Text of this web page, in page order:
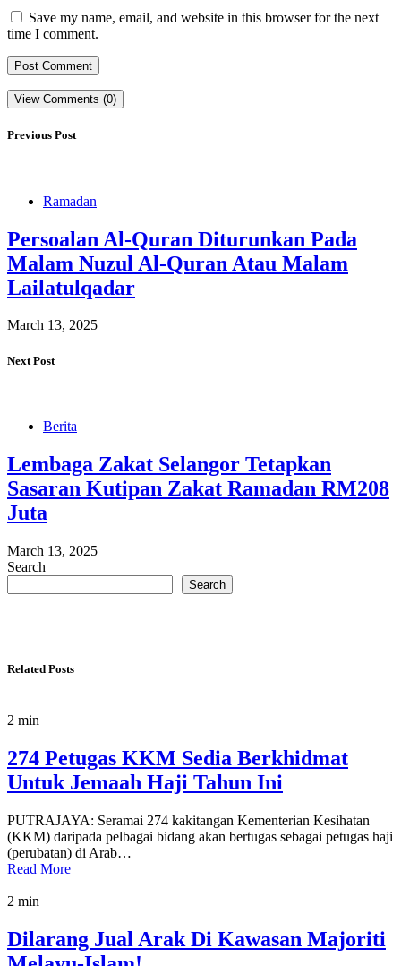
Save my name, email, and website in this browser for the next
time I comment.
View Comments (0)
Previous Post
Ramadan
Persoalan Al-Quran Diturunkan Pada
Malam Nuzul Al-Quran Atau Malam
Lailatulqadar
March 13, 2025
Next Post
Berita
Lembaga Zakat Selangor Tetapkan
Sasaran Kutipan Zakat Ramadan RM208
Juta
March 13, 2025
Search
Search
Related Posts
2 min
274 Petugas KKM Sedia Berkhidmat
Untuk Jemaah Haji Tahun Ini
PUTRAJAYA: Seramai 274 kakitangan Kementerian Kesihatan
(KKM) daripada pelbagai bidang akan bertugas sebagai petugas haji
(perubatan) di Arab…
Read More
2 min
Dilarang Jual Arak Di Kawasan Majoriti